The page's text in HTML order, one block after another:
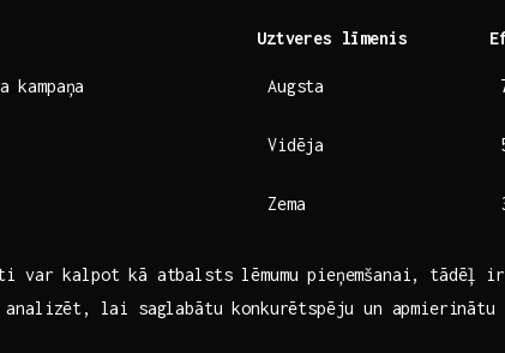
Uztveres ​līmenis
Augsta
Vidēja
Zema
var kalpot‍ kā atbalsts lēmumu pieņemšanai, tādēļ
⁢lai saglabātu konkurētspēju un apmierinātu